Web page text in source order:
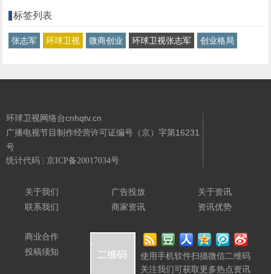
标签列表
张志军 环球卫视 微商创业 环球卫视张志军 创业格局
环球卫视网络台cnhqtv.cn
广播电视节目制作经营许可证编号（京）字第16231
号
统计代码 京ICP备20017034号
关于我们
联系我们
广告投放
商家资讯
关于资讯
资讯优势
商业合作
投稿须知
使用手机软件扫描微信二维码
关注我们可获取更多热点资讯